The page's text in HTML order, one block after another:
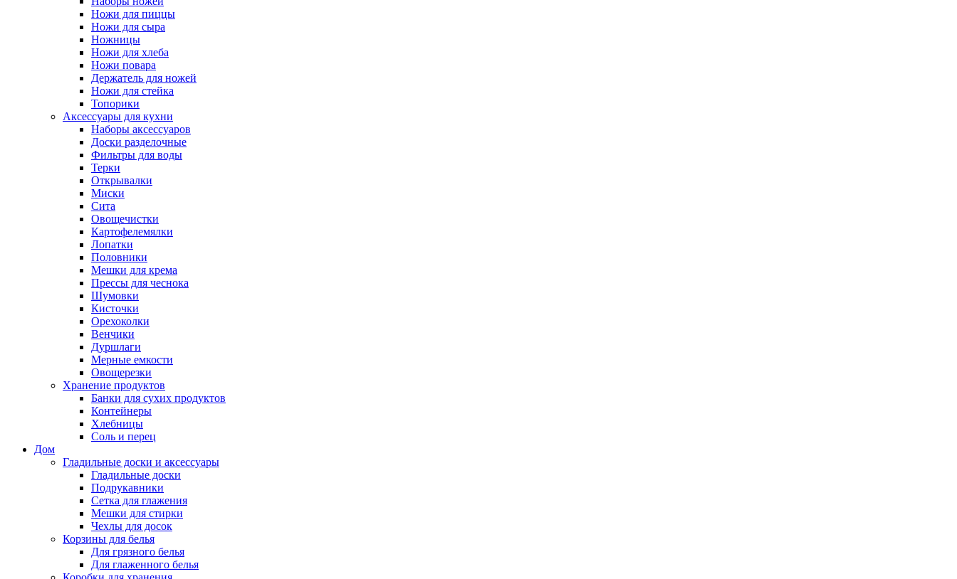
Ножи для пиццы
Ножи для сыра
Ножницы
Ножи для хлеба
Ножи повара
Держатель для ножей
Ножи для стейка
Топорики
Аксессуары для кухни
Наборы аксессуаров
Доски разделочные
Фильтры для воды
Терки
Открывалки
Миски
Сита
Овощечистки
Картофелемялки
Лопатки
Половники
Мешки для крема
Прессы для чеснока
Шумовки
Кисточки
Орехоколки
Венчики
Дуршлаги
Мерные емкости
Овощерезки
Хранение продуктов
Банки для сухих продуктов
Контейнеры
Хлебницы
Соль и перец
Дом
Гладильные доски и аксессуары
Гладильные доски
Подрукавники
Сетка для глажения
Мешки для стирки
Чехлы для досок
Корзины для белья
Для грязного белья
Для глаженного белья